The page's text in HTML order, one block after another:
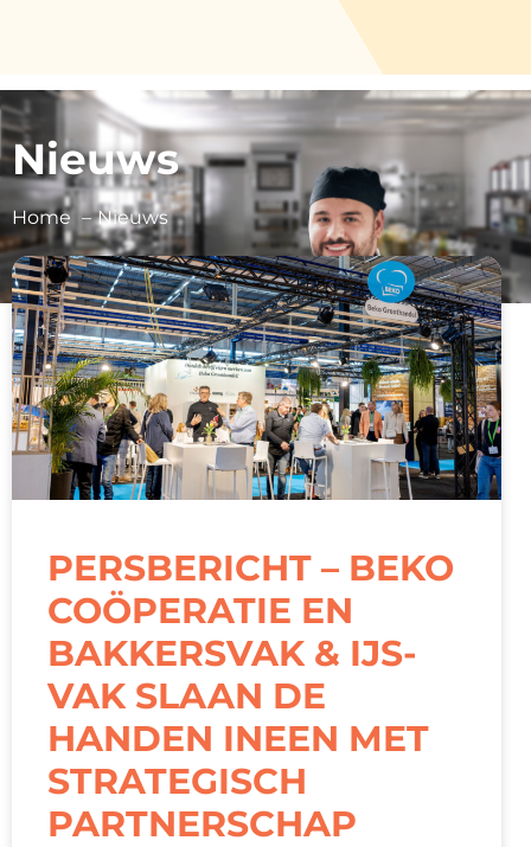
Nieuws
Home Nieuws
PERSBERICHT – BEKO
COÖPERATIE EN
BAKKERSVAK & IJS-
VAK SLAAN DE
HANDEN INEEN MET
STRATEGISCH
PARTNERSCHAP